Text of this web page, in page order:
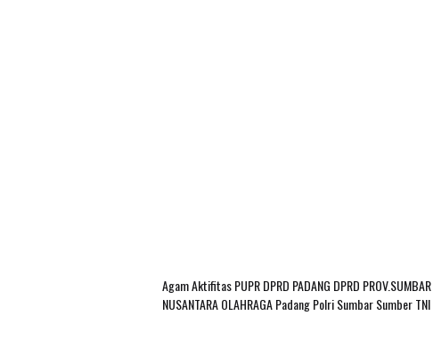
AgamAktifitas PUPRDPRD PADANG DPRD PROV.SUMBAR
NUSANTARAOLAHRAGAPadangPolriSumbarSumberTNI